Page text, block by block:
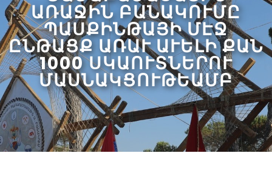
ԱՌԱՋԻՆ ԲԱՆԱԿՈՒՄԸ
ՊԱՍՔԻՆԹԱՅԻ ՄԷՋ
ԸՆԹԱՑՔ ԱՌԱՒ ԱՒԵԼԻ ՔԱՆ
1000 ՍԿԱՈՒՏՆԵՐՈՒ
ՄԱՍՆԱԿՑՈՒԹԵԱՄԲ